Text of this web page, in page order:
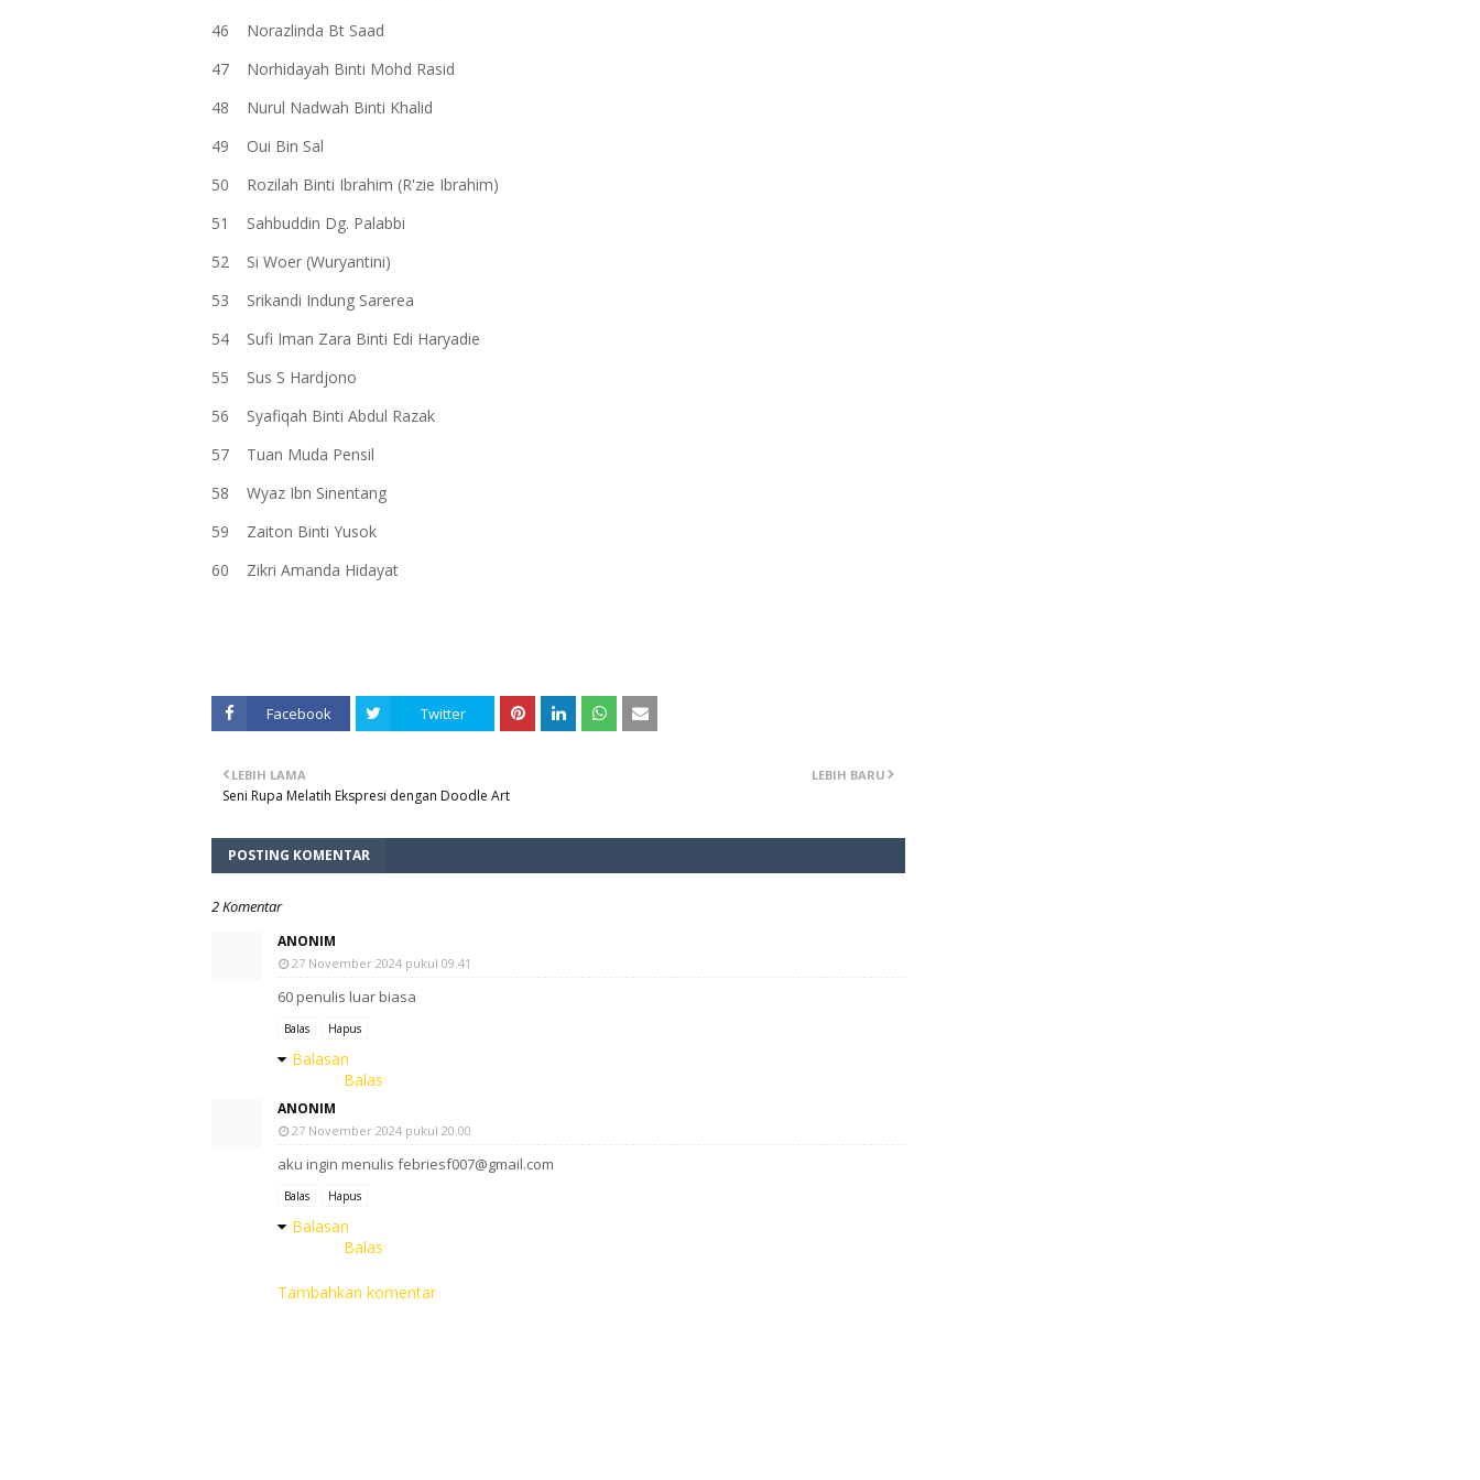
46
Norazlinda Bt Saad
47
Norhidayah Binti Mohd Rasid
48
Nurul Nadwah Binti Khalid
49
Oui Bin Sal
50
Rozilah Binti Ibrahim (R'zie Ibrahim)
51
Sahbuddin Dg. Palabbi
52
Si Woer (Wuryantini)
53
Srikandi Indung Sarerea
54
Sufi Iman Zara Binti Edi Haryadie
55
Sus S Hardjono
56
Syafiqah Binti Abdul Razak
57
Tuan Muda Pensil
58
Wyaz Ibn Sinentang
59
Zaiton Binti Yusok
60
Zikri Amanda Hidayat
Facebook Twitter
LEBIH BARU
LEBIH LAMA
Seni Rupa Melatih Ekspresi dengan Doodle Art
POSTING KOMENTAR
2 Komentar
ANONIM
27 November 2024 pukul 09.41
60 penulis luar biasa
Balas Hapus
Balasan
Balas
ANONIM
27 November 2024 pukul 20.00
aku ingin menulis febriesf007@gmail.com
Balas Hapus
Balasan
Balas
Tambahkan komentar